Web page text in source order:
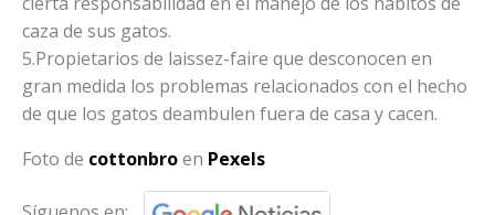
caza de sus gatos.
5.Propietarios de laissez-faire que desconocen en
gran medida los problemas relacionados con el hecho
de que los gatos deambulen fuera de casa y cacen.
Foto de cottonbroen Pexels